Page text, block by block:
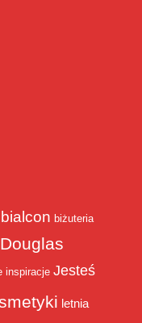
bialcon biżuteria
Douglas
inspiracje Jesteś
letnia